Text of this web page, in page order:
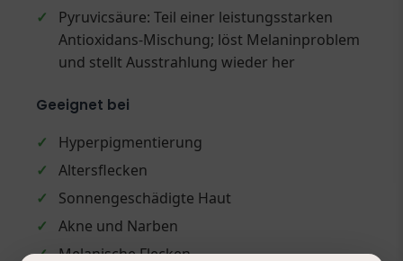
✓
Pyruvicsäure: Teil einer leistungsstarken
Antioxidans-Mischung; löst Melaninproblem
und stellt Ausstrahlung wieder her
Geeignet bei
✓
Hyperpigmentierung
✓
Altersflecken
✓
Sonnengeschädigte Haut
✓
Akne und Narben
✓ Melanische Flecken